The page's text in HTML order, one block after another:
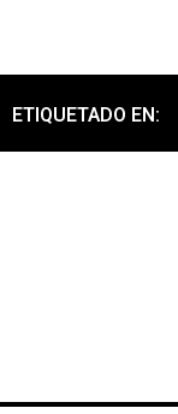
ETIQUETADO EN: